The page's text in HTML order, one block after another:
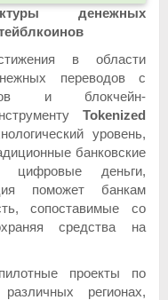
денежных
в области
переводов с
и блокчейн-
Tokenized
уровень,
банковские
цифровые деньги,
поможет банкам
сопоставимые со
средства на
проекты по
регионах,